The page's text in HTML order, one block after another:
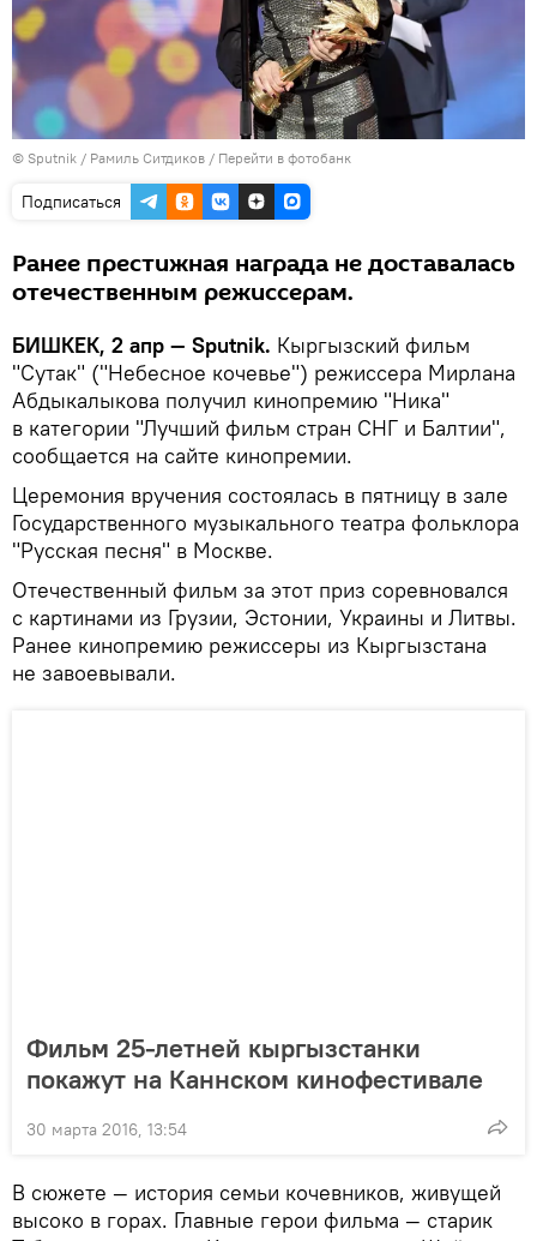
© Sputnik / Рамиль Ситдиков / Перейти в фотобанк
Подписаться
Ранее престижная награда не доставалась
отечественным режиссерам.
БИШКЕК, 2 апр — Sputnik. Кыргызский фильм
"Сутак" ("Небесное кочевье") режиссера Мирлана
Абдыкалыкова получил кинопремию "Ника"
в категории "Лучший фильм стран СНГ и Балтии",
сообщается на сайте кинопремии.
Церемония вручения состоялась в пятницу в зале
Государственного музыкального театра фольклора
"Русская песня" в Москве.
Отечественный фильм за этот приз соревновался
с картинами из Грузии, Эстонии, Украины и Литвы.
Ранее кинопремию режиссеры из Кыргызстана
не завоевывали.
Фильм 25-летней кыргызстанки
покажут на Каннском кинофестивале
30 марта 2016, 13:54
В сюжете — история семьи кочевников, живущей
высоко в горах. Главные герои фильма — старик